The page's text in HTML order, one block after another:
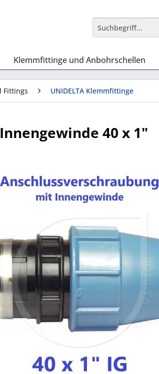
Klemmfittinge und Anbohrschellen
Fittings UNIDELTA Klemmfittinge
40 x 1"